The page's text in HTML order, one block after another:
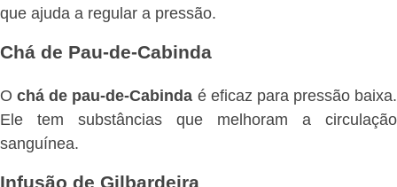
que ajuda a regular a pressão.
Chá de Pau-de-Cabinda
Ochá de pau-de-Cabinda é eficaz para pressão baixa.
Ele tem substâncias que melhoram a circulação
sanguínea.
Infusão de Gilbardeira